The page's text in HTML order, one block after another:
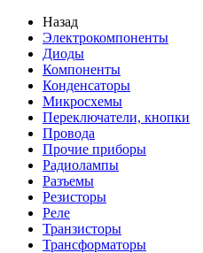
Назад
Электрокомпоненты
Диоды
Компоненты
Конденсаторы
Микросхемы
Переключатели, кнопки
Провода
Прочие приборы
Радиолампы
Разъемы
Резисторы
Реле
Транзисторы
Трансформаторы